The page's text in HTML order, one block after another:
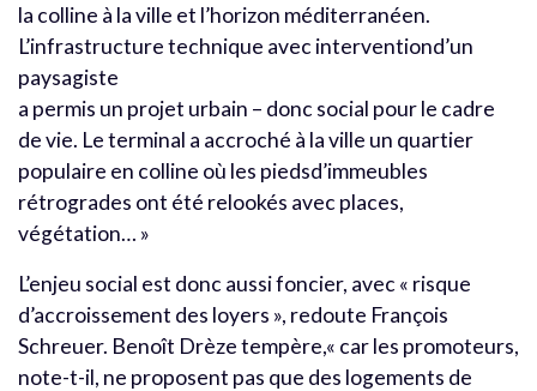
la colline à la ville et l’horizon méditerranéen.
L’infrastructure technique avec interventiond’un
paysagiste
a permis un projet urbain – donc social pour le cadre
de vie. Le terminal a accroché à la ville un quartier
populaire en colline où les piedsd’immeubles
rétrogrades ont été relookés avec places,
végétation… »
L’enjeu social est donc aussi foncier, avec « risque
d’accroissement des loyers », redoute François
Schreuer. Benoît Drèze tempère,« car les promoteurs,
note-t-il, ne proposent pas que des logements de